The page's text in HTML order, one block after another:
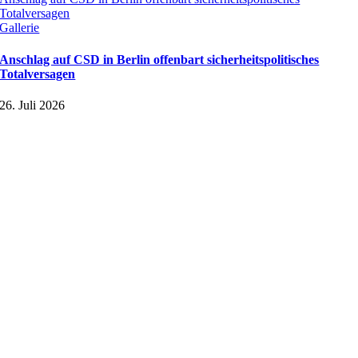
Totalversagen
Gallerie
Anschlag auf CSD in Berlin offenbart sicherheitspolitisches
Totalversagen
26. Juli 2026